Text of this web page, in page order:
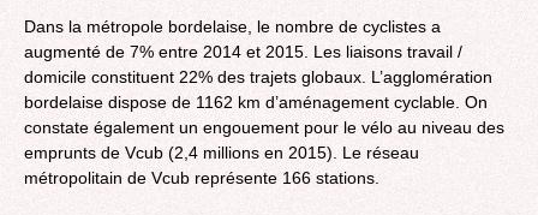
Dans la métropole bordelaise, le nombre de cyclistes a
augmenté de 7% entre 2014 et 2015. Les liaisons travail /
domicile constituent 22% des trajets globaux. L’agglomération
bordelaise dispose de 1162 km d’aménagement cyclable. On
constate également un engouement pour le vélo au niveau des
emprunts de Vcub (2,4 millions en 2015). Le réseau
métropolitain de Vcub représente 166 stations.